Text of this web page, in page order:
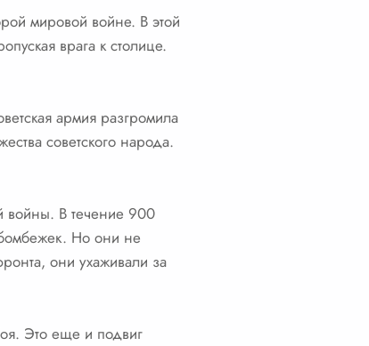
мировой войне. В этой
врага к столице.
армия разгромила
советского народа.
войны. В течение 900
Но они не
они ухаживали за
Это еще и подвиг